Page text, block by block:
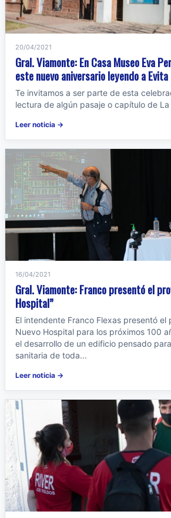
20/04/2021
Gral. Viamonte: En Casa Museo Eva
este nuevo aniversario leyendo a Evita
Te invitamos a ser parte de esta
lectura de algún pasaje o capítulo de
Leer noticia →
16/04/2021
Gral. Viamonte: Franco presentó el
Hospital”
El intendente Franco Flexas presentó el
Nuevo Hospital para los próximos 100
el desarrollo de un edificio pensado
sanitaria de toda...
Leer noticia →